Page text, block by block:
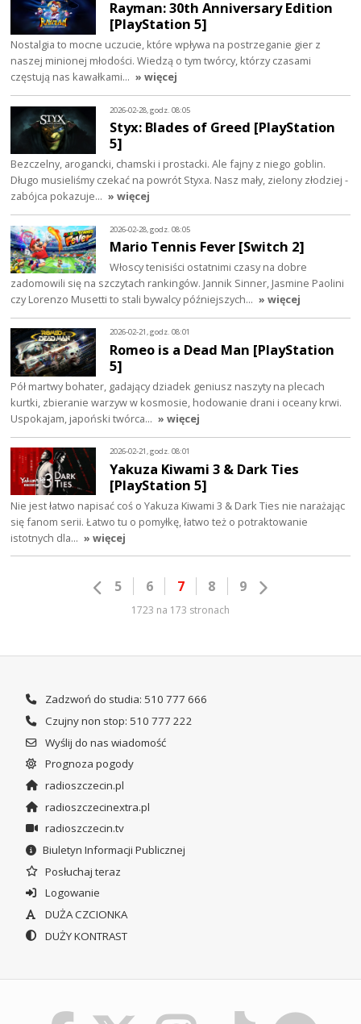
Rayman: 30th Anniversary Edition
[PlayStation 5]
Nostalgia to mocne uczucie, które wpływa na postrzeganie gier z
naszej minionej młodości. Wiedzą o tym twórcy, którzy czasami
częstują nas kawałkami… » więcej
2026-02-28, godz. 08:05
Styx: Blades of Greed [PlayStation
5]
Bezczelny, arogancki, chamski i prostacki. Ale fajny z niego goblin.
Długo musieliśmy czekać na powrót Styxa. Nasz mały, zielony złodziej -
zabójca pokazuje… » więcej
2026-02-28, godz. 08:05
Mario Tennis Fever [Switch 2]
Włoscy tenisiści ostatnimi czasy na dobre
zadomowili się na szczytach rankingów. Jannik Sinner, Jasmine Paolini
czy Lorenzo Musetti to stali bywalcy późniejszych… » więcej
2026-02-21, godz. 08:01
Romeo is a Dead Man [PlayStation
5]
Pół martwy bohater, gadający dziadek geniusz naszyty na plecach
kurtki, zbieranie warzyw w kosmosie, hodowanie drani i oceany krwi.
Uspokajam, japoński twórca… » więcej
2026-02-21, godz. 08:01
Yakuza Kiwami 3 & Dark Ties
[PlayStation 5]
Nie jest łatwo napisać coś o Yakuza Kiwami 3 & Dark Ties nie narażając
się fanom serii. Łatwo tu o pomyłkę, łatwo też o potraktowanie
istotnych dla… » więcej
5 6 7 8 9
1723 na 173 stronach
Zadzwoń do studia: 510 777 666
Czujny non stop: 510 777 222
Wyślij do nas wiadomość
Prognoza pogody
radioszczecin.pl
radioszczecinextra.pl
radioszczecin.tv
Biuletyn Informacji Publicznej
Posłuchaj teraz
Logowanie
DUŻA CZCIONKA
DUŻY KONTRAST